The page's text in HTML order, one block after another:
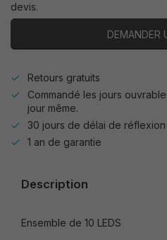
devis.
DEMANDER
Retours gratuits
Commandé les jours
jour même.
30 jours de délai de réflexion
1 an de garantie
Description
Ensemble de 10 LEDS